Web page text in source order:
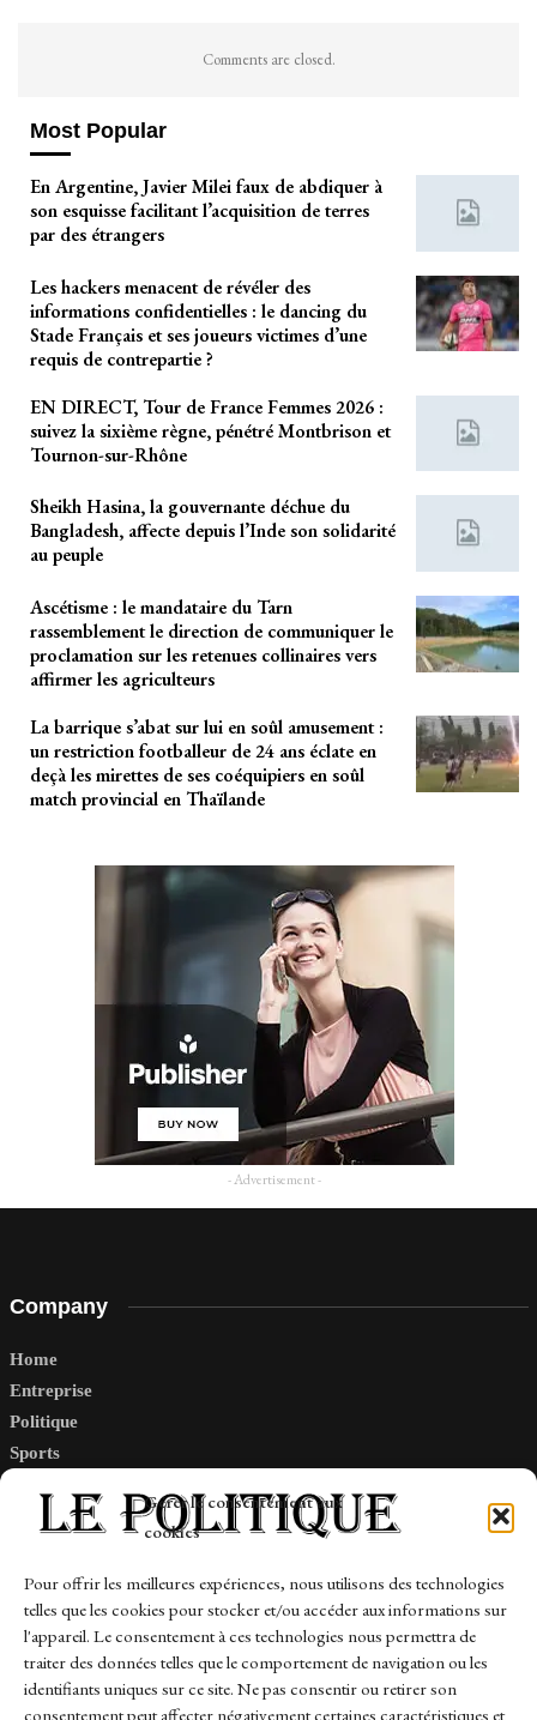
Gérer le consentement aux
cookies
Pour offrir les meilleures expériences, nous utilisons des technologies
telles que les cookies pour stocker et/ou accéder aux informations sur
l'appareil. Le consentement à ces technologies nous permettra de
traiter des données telles que le comportement de navigation ou les
identifiants uniques sur ce site. Ne pas consentir ou retirer son
consentement peut affecter négativement certaines caractéristiques et
Comments are closed.
Most Popular
En Argentine, Javier Milei faux de abdiquer à
son esquisse facilitant l’acquisition de terres
par des étrangers
Les hackers menacent de révéler des
informations confidentielles : le dancing du
Stade Français et ses joueurs victimes d’une
requis de contrepartie ?
EN DIRECT, Tour de France Femmes 2026 :
suivez la sixième règne, pénétré Montbrison et
Tournon-sur-Rhône
Sheikh Hasina, la gouvernante déchue du
Bangladesh, affecte depuis l’Inde son solidarité
au peuple
Ascétisme : le mandataire du Tarn
rassemblement le direction de communiquer le
proclamation sur les retenues collinaires vers
affirmer les agriculteurs
La barrique s’abat sur lui en soûl amusement :
un restriction footballeur de 24 ans éclate en
deçà les mirettes de ses coéquipiers en soûl
match provincial en Thaïlande
- Advertisement -
Company
Home
Entreprise
Politique
Sports
Links
Contact
Sitemap